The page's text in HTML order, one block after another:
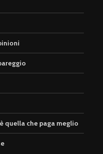
quella che paga meglio